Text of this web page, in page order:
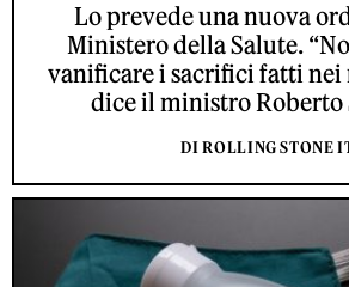
Lo prevede una nuova
Ministero della Salute.
vanificare i sacrifici fatti nei
dice il ministro Roberto
DI ROLLING STONE